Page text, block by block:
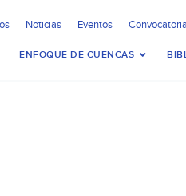
Noticias Eventos
ENFOQUE DE CUENCAS